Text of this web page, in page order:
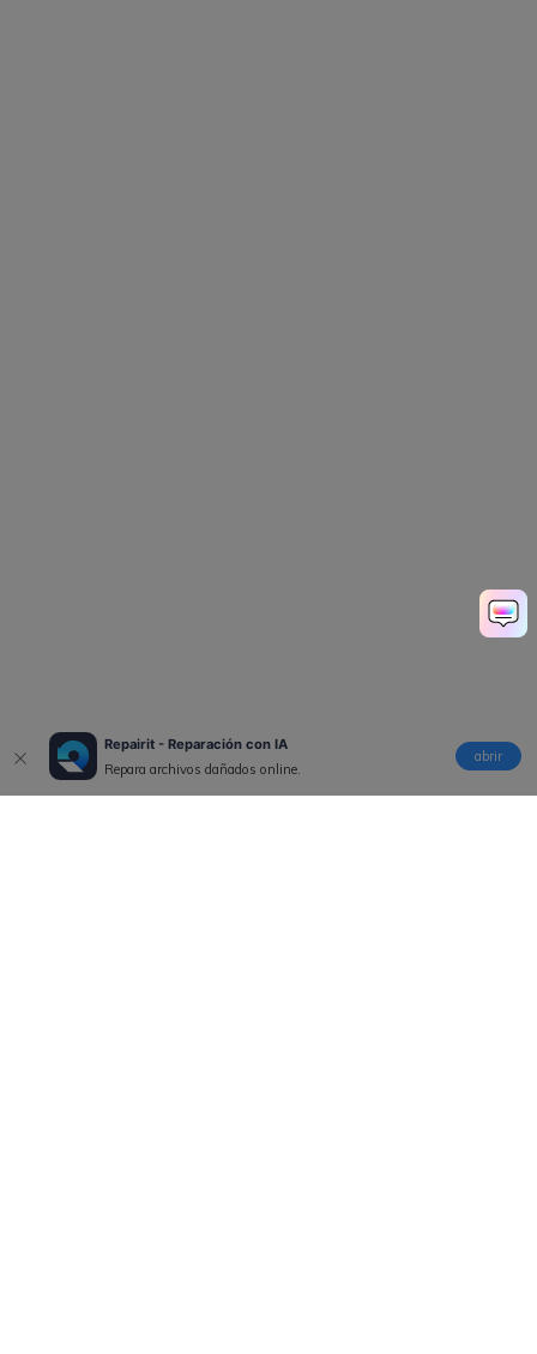
Repairit - Reparación con IA
Repara archivos dañados online.
abrir